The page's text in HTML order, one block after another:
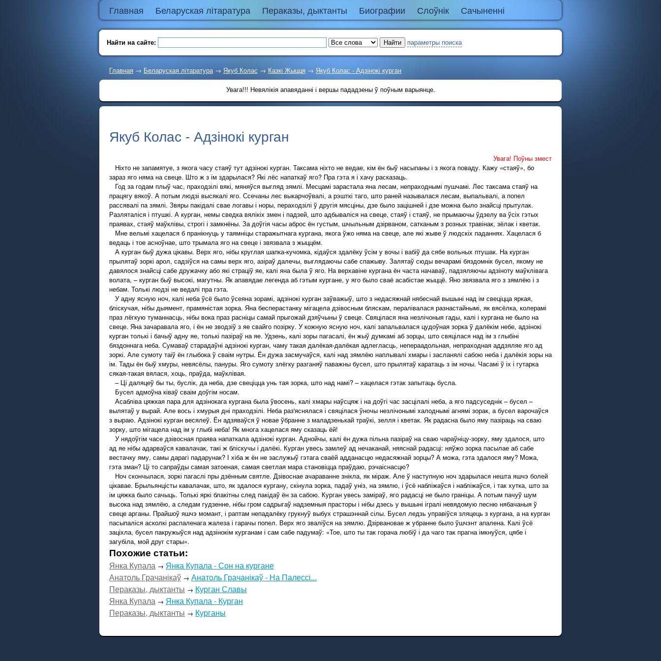
Главная Беларуская літаратура Пераказы, дыктанты Биографии Слоўнік Сачыненні
Найти на сайте: параметры поиска
Главная → Беларуская літаратура→ Якуб Колас → Казкі Жыцця → Якуб Колас - Адзінокі курган
Увага!!! Невялікія апавяданні і вершы пададзены ў поўным варыянце.
Якуб Колас - Адзінокі курган
Увага! Поўны змест
Ніхто не запамятуе, з якога часу стаяў тут адзінокі курган. Таксама ніхто не ведае, кім ён быў насыпаны і з якога поваду. Кажу «стаяў», бо
зараз яго няма на свеце. Што ж з ім здарылася? Які лёс напаткаў яго? Пра гэта я і хачу расказаць.
Год за годам плыў час, праходзілі вякі, мяняўся выгляд зямлі. Месцамі зарастала яна лесам, непраходнымі пушчамі. Лес таксама стаяў на
працягу вякоў. А потым людзі высякалі яго. Ссечаны лес выкарчоўвалі, а рэшткі таго, што раней называлася лесам, выпальвалі, а попел
рассявалі па зямлі. Звяры пакідалі свае логавы і норы, пераходзілі ў другія мясціны, дзе было зацішней і дзе можна было знайсці прытулак.
Разляталіся і птушкі. А курган, немы сведка вялікіх змен і падзей, што адбываліся на свеце, стаяў і стаяў, не прымаючы ўдзелу ва ўсіх гэтых
праявах, стаяў маўклівы, строгі і замкнёны. За доўгія часы аброс ён густым, шчыльным дзірваном, сатканым з розных травінак, зёлак і кветак.
Мне вельмі хацелася б пранікнуць у таямніцы старажытнага кургана, якога ўжо няма на свеце, але які жыве ў людскіх паданнях. Хацелася б
ведаць і тое асноўнае, што трымала яго на свеце і звязвала з жыццём.
А курган быў дужа цікавы. Верх яго, нібы круглая шапка-кучомка, кідаўся здалёку ўсім у вочы і вабіў да сябе вольных птушак. На курган
прылятаў зоркі арол, садзіўся на самы верх яго, азіраў далечы, выглядаючы сабе спажыву. Залятаў сюды вечарамі бяздомнік бусел, якому не
давялося знайсці сабе дружачку або які страціў яе, калі яна была ў яго. На верхавіне кургана ён часта начаваў, падзяляючы адзіноту маўклівага
волата, – курган быў высокі, магутны. Як апавядае легенда аб гэтым кургане, у яго было сваё асабістае жыццё. Яно звязвала яго з зямлёю і з
небам. Толькі людзі не ведалі пра гэта.
У адну ясную ноч, калі неба ўсё было ўсеяна зорамі, адзінокі курган заўважыў, што з недасяжнай нябеснай вышыні над ім свеціцца яркая,
бліскучая, нібы дыямент, прамяністая зорка. Яна бесперастанку мігацела дзівосным бляскам, пералівалася разнастайнымі, як вясёлка, колерамі
праз лёгкую туманнасць, нібы вока праз расніцы самай прыгожай дзяўчыны ў свеце. Свяцілася яна незлічоныя гады, калі і кургана не было на
свеце. Яна зачаравала яго, і ён не зводзіў з яе свайго позірку. У кожную ясную ноч, калі запальвалася цудоўная зорка ў далёкім небе, адзінокі
курган толькі і бачыў адну яе, толькі пазіраў на яе. Удзень, калі зоры пагасалі, ён жыў думкамі аб зорцы, што свяцілася над ім з глыбіні
бяздоннага неба. Сумаваў старадаўні адзінокі курган, чаму такая далёкая-далёкая адлегласць, непераадольная, непраходная аддзяляе яго ад
зоркі. Але сумоту таіў ён глыбока ў сваім нутры. Ён дужа засмучаўся, калі над зямлёю наплывалі хмары і засланялі сабою неба і далёкія зоры на
ім. Тады ён быў хмуры, невясёлы, пануры. Яго сумоту злёгку разганяў паважны бусел, што прылятаў каратаць з ім ночы. Часамі ў іх і гутарка
сякая-такая вялася, хоць, праўда, маўклівая.
– Ці даляцеў бы ты, буслік, да неба, дзе свеціцца унь тая зорка, што над намі? – хацелася гэтак запытаць бусла.
Бусел адмоўна ківаў сваім доўгім носам.
Асабліва цяжкая пара для адзінокага кургана была ўвосень, калі хмары наўсцяж і на доўгі час засцілалі неба, а яго падсуседнік – бусел –
вылятаў у вырай. Але вось і хмурыя дні праходзілі. Неба раз'яснялася і свяцілася ўночы незлічонымі халоднымі агнямі зорак, а бусел варочаўся
з выраю. Адзінокі курган весялеў. Ён адзяваўся ў новае ўбранне з маладзенькай траўкі, зелля і кветак. Як радасна было яму пазіраць на сваю
зорку, што мігацела над ім у глыбі неба! Як многа хацелася яму сказаць ёй!
У нядоўгім часе дзівосная праява напаткала адзінокі курган. Аднойчы, калі ён дужа пільна пазіраў на сваю чараўніцу-зорку, яму здалося, што
ад яе нібы адарваўся кавалачак, такі ж бліскучы і далёкі. Курган увесь замлеў ад нечаканай, няяснай радасці: няўжо зорка пасылае аб сабе
вестачку яму, самы дарагі падарунак? І хіба ж ён не заслужыў гэтага сваёй адданасцю недасяжнай зорцы? А можа, гэта здалося яму? Можа,
гэта зман? Ці то сапраўды самая затоеная, самая светлая мара становіцца праўдаю, рэчаіснасцю?
Ноч скончылася, зоркі пагаслі пры дзённым святле. Дзівоснае ачараванне знікла, як міраж. Але ў наступную ноч здарылася нешта яшчэ болей
цікавае. Брыльянцісты кавалачак, што, як здалося кургану, скінула зорка, падаў уніз, на зямлю, і ўсё набліжаўся і набліжаўся, і так хутка, што за
ім цяжка было сачыць. Толькі яркі блакітны след пакідаў ён за сабою. Курган увесь заміраў, яго радасці не было граніцы. А потым пачуў шум
высока над зямлёю, а следам гудзенне, нібы гром садрыгаў надземныя прасторы і нібы дзесь у вышыні ігралі невядомую песню нябачаныя ў
свеце арганы. Прайшоў яшчэ момант, і раптам непадалёку грукнуў выбух страшэннай сілы. Бусел ледзь управіўся зляцець з кургана, а на курган
пасыпаліся асколкі распаленага жалеза і гарачы попел. Верх яго зваліўся на зямлю. Дзірвановае ж убранне было ўшчэнт апалена. Калі ўсё
заціхла, бусел пакружыўся над адзінокім курганам і сам сабе падумаў: «Тое, што ты так горача любіў і да чаго так прагна імкнуўся, цябе і
загубіла, мой друг стары».
Похожие статьи:
Янка Купала → Янка Купала - Сон на кургане
Анатоль Грачанікаў → Анатоль Грачанікаў - На Палессі...
Пераказы, дыктанты → Курган Славы
Янка Купала → Янка Купала - Курган
Пераказы, дыктанты → Курганы